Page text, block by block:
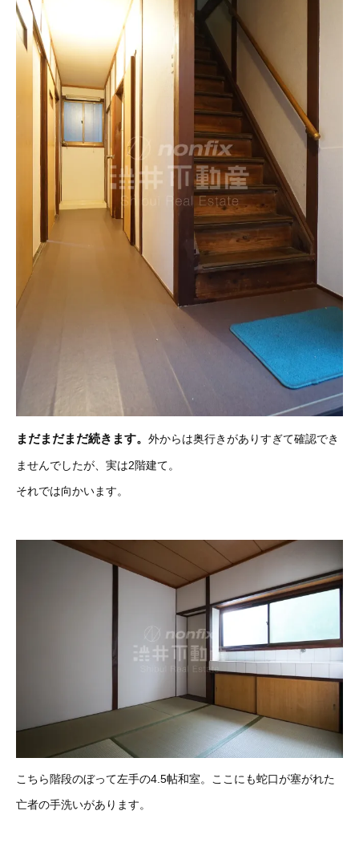
まだまだまだ続きます。 外からは奥行きがありすぎて確認でき
ませんでしたが、実は2階建て。
それでは向かいます。
こちら階段のぼって左手の4.5帖和室。ここにも蛇口が塞がれた
亡者の手洗いがあります。